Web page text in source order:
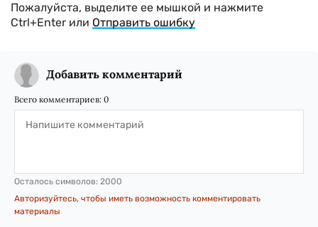
Пожалуйста, выделите ее мышкой и нажмите
Ctrl+Enter или Отправить ошибку
Добавить комментарий
Всего комментариев: 0
Осталось символов: 2000
Авторизуйтесь, чтобы иметь возможность комментировать
материалы